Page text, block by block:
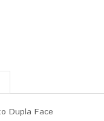
Dupla Face